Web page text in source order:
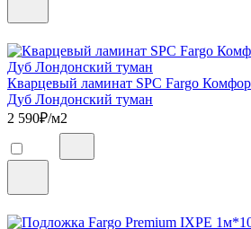
Кварцевый ламинат SPC Fargo
Дуб Лондонский туман
2 590₽/м2